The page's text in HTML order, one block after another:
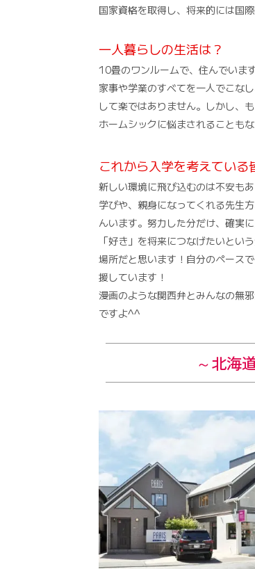
国家資格を取得し、将来的には国
一人暮らしの生活は？
10畳のワンルームで、住んでいま
家事や学業のすべてを一人でこな
して楽ではありません。しかし、
ホームシックに悩まされることも
これから入学を考えている
新しい環境に飛び込むのは不安も
学びや、親身になってくれる先生
んいます。努力した分だけ、確実
「好き」を将来につなげたいとい
場所だと思います！自分のペース
援しています！
漫画のような関西弁とみんなの無
ですよ^^
～北海